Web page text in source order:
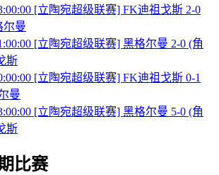
[立陶宛超级联赛] FK迪祖戈斯 2-0
尔曼
[立陶宛超级联赛] 黑格尔曼 2-0 (角
斯
[立陶宛超级联赛] FK迪祖戈斯 0-1
曼
[立陶宛超级联赛] 黑格尔曼 5-0 (角
斯
比赛